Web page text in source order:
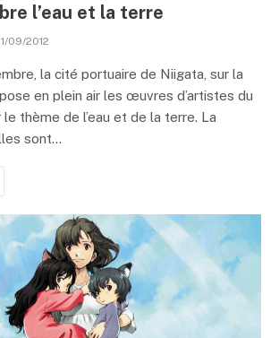
l’eau et la terre
09/2012
la cité portuaire de Niigata, sur la
en plein air les œuvres d’artistes du
thème de l’eau et de la terre. La
sont...